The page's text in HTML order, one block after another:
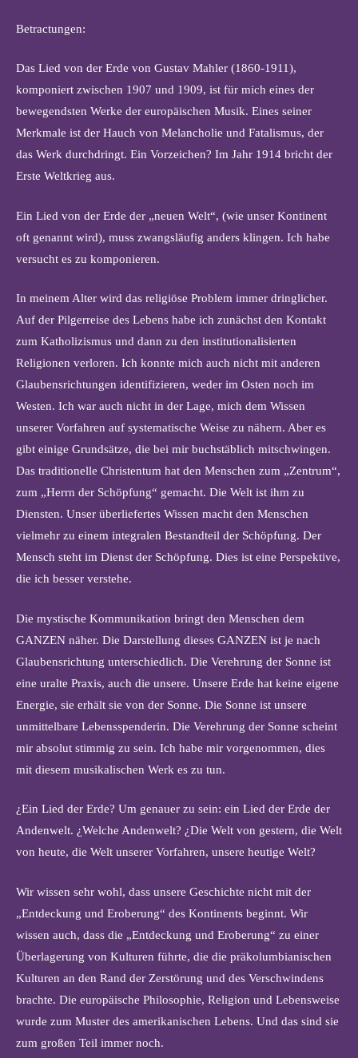
Betractungen:
Das Lied von der Erde von Gustav Mahler (1860-1911),
komponiert zwischen 1907 und 1909, ist für mich eines der
bewegendsten Werke der europäischen Musik. Eines seiner
Merkmale ist der Hauch von Melancholie und Fatalismus, der
das Werk durchdringt. Ein Vorzeichen? Im Jahr 1914 bricht der
Erste Weltkrieg aus.
Ein Lied von der Erde der „neuen Welt“, (wie unser Kontinent
oft genannt wird), muss zwangsläufig anders klingen. Ich habe
versucht es zu komponieren.
In meinem Alter wird das religiöse Problem immer dringlicher.
Auf der Pilgerreise des Lebens habe ich zunächst den Kontakt
zum Katholizismus und dann zu den institutionalisierten
Religionen verloren. Ich konnte mich auch nicht mit anderen
Glaubensrichtungen identifizieren, weder im Osten noch im
Westen. Ich war auch nicht in der Lage, mich dem Wissen
unserer Vorfahren auf systematische Weise zu nähern. Aber es
gibt einige Grundsätze, die bei mir buchstäblich mitschwingen.
Das traditionelle Christentum hat den Menschen zum „Zentrum“,
zum „Herrn der Schöpfung“ gemacht. Die Welt ist ihm zu
Diensten. Unser überliefertes Wissen macht den Menschen
vielmehr zu einem integralen Bestandteil der Schöpfung. Der
Mensch steht im Dienst der Schöpfung. Dies ist eine Perspektive,
die ich besser verstehe.
Die mystische Kommunikation bringt den Menschen dem
GANZEN näher. Die Darstellung dieses GANZEN ist je nach
Glaubensrichtung unterschiedlich. Die Verehrung der Sonne ist
eine uralte Praxis, auch die unsere. Unsere Erde hat keine eigene
Energie, sie erhält sie von der Sonne. Die Sonne ist unsere
unmittelbare Lebensspenderin. Die Verehrung der Sonne scheint
mir absolut stimmig zu sein. Ich habe mir vorgenommen, dies
mit diesem musikalischen Werk es zu tun.
¿Ein Lied der Erde? Um genauer zu sein: ein Lied der Erde der
Andenwelt. ¿Welche Andenwelt? ¿Die Welt von gestern, die Welt
von heute, die Welt unserer Vorfahren, unsere heutige Welt?
Wir wissen sehr wohl, dass unsere Geschichte nicht mit der
„Entdeckung und Eroberung“ des Kontinents beginnt. Wir
wissen auch, dass die „Entdeckung und Eroberung“ zu einer
Überlagerung von Kulturen führte, die die präkolumbianischen
Kulturen an den Rand der Zerstörung und des Verschwindens
brachte. Die europäische Philosophie, Religion und Lebensweise
wurde zum Muster des amerikanischen Lebens. Und das sind sie
zum großen Teil immer noch.